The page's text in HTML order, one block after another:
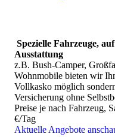
Das bleibt ohne Kenntnis
eine ziemliche Sucherei,
natürlich gibt's auch
Booking ist. Hier steckt
in Zeitersparnis und
zu Ihren Wünschen
Für Ostern, Maifeiertage,
Spezielle Fahrzeuge,
Ausstattung
z.B. Bush-Camper,
Wohnmobile bieten wir
Vollkasko möglich
Versicherung ohne
Preise je nach Fahrzeug,
€/Tag
Aktuelle Angebote